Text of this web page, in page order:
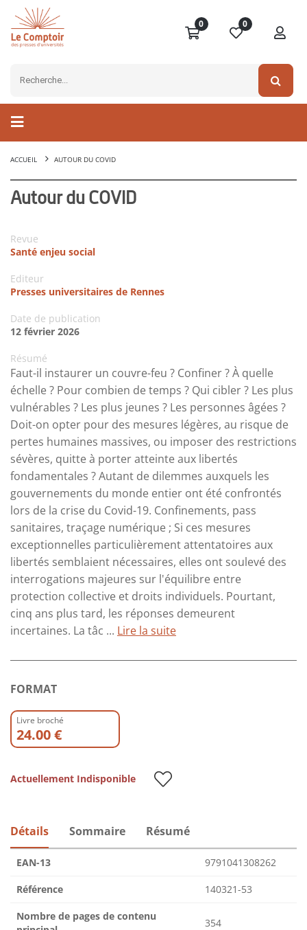
0 0
ACCUEIL AUTOUR DU COVID
Autour du COVID
Revue
Santé enjeu social
Editeur
Presses universitaires de Rennes
Date de publication
12 février 2026
Résumé
Faut-il instaurer un couvre-feu ? Confiner ? À quelle
échelle ? Pour combien de temps ? Qui cibler ? Les plus
vulnérables ? Les plus jeunes ? Les personnes âgées ?
Doit-on opter pour des mesures légères, au risque de
pertes humaines massives, ou imposer des restrictions
sévères, quitte à porter atteinte aux libertés
fondamentales ? Autant de dilemmes auxquels les
gouvernements du monde entier ont été confrontés
lors de la crise du Covid-19. Confinements, pass
sanitaires, traçage numérique ; Si ces mesures
exceptionnelles particulièrement attentatoires aux
libertés semblaient nécessaires, elles ont soulevé des
interrogations majeures sur l'équilibre entre
protection collective et droits individuels. Pourtant,
cinq ans plus tard, les réponses demeurent
incertaines. La tâc ... Lire la suite
FORMAT
Livre broché
24.00 €
Actuellement Indisponible
Détails Sommaire Résumé
EAN-13 9791041308262
Référence 140321-53
Nombre de pages de contenu
354